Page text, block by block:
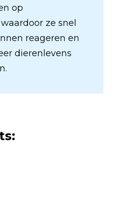
op
ze snel
reageren en
dierenlevens